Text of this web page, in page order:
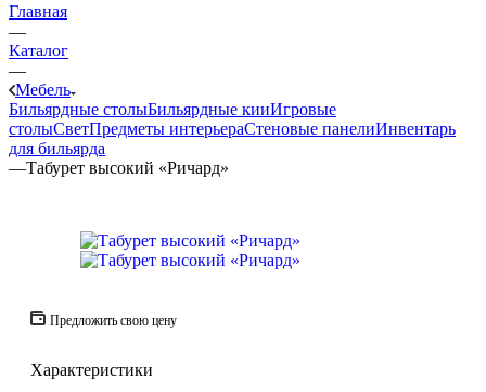
Главная
—
Каталог
—
Мебель
Бильярдные столыБильярдные кииИгровые
столыСветПредметы интерьераСтеновые панелиИнвентарь
для бильярда
—Табурет высокий «Ричард»
Предложить свою цену
Характеристики